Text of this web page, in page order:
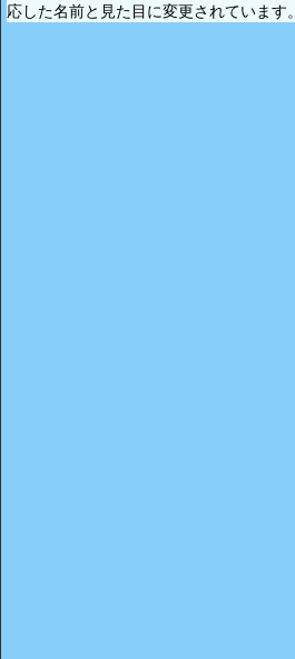
応した名前と見た目に変更されています。